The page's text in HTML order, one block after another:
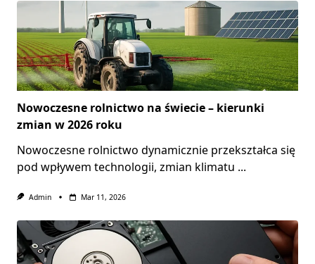
Nowoczesne rolnictwo na świecie – kierunki
zmian w 2026 roku
Nowoczesne rolnictwo dynamicznie przekształca się
pod wpływem technologii, zmian klimatu ...
Admin Mar 11, 2026